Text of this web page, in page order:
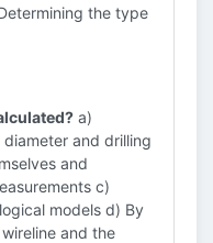
the type
a)
and drilling
and
c)
models d) By
and the